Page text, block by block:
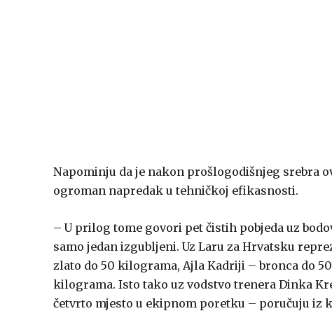
Napominju da je nakon prošlogodišnjeg srebra
ogroman napredak u tehničkoj efikasnosti.
– U prilog tome govori pet čistih pobjeda uz
samo jedan izgubljeni. Uz Laru za Hrvatsku
zlato do 50 kilograma, Ajla Kadriji – bronca do
kilograma. Isto tako uz vodstvo trenera Dinka
četvrto mjesto u ekipnom poretku – poručuju iz